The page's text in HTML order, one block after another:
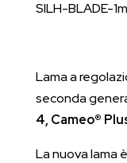
3,
Curio
2
quantità
SILH-BLADE-
Lama a
seconda
4, Cameo®
La nuova lama